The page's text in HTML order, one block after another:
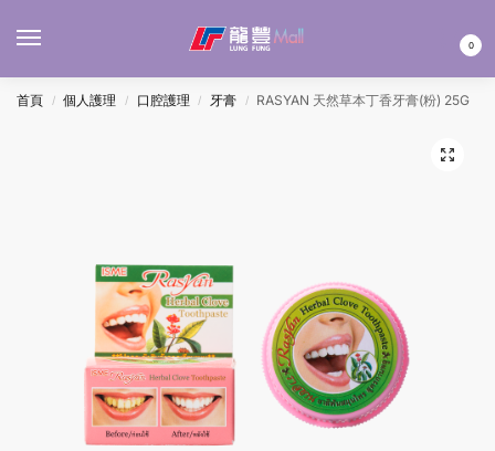
0
首頁 / 個人護理 / 口腔護理 / 牙膏 / RASYAN 天然草本丁香牙膏(粉) 25G